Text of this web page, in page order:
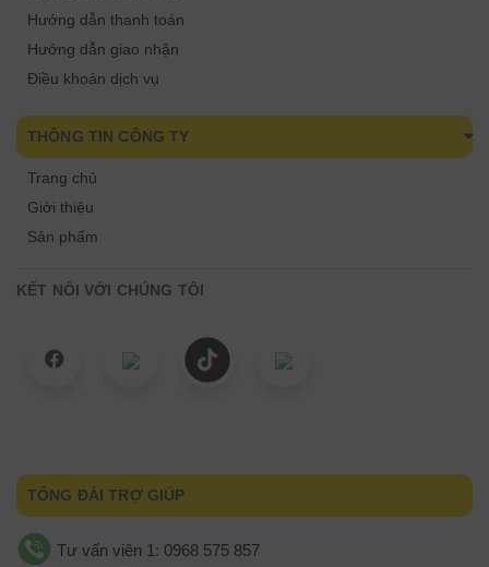
Hướng dẫn thanh toán
Hướng dẫn giao nhận
Điều khoản dịch vụ
THÔNG TIN CÔNG TY
Trang chủ
Giới thiệu
Sản phẩm
KẾT NỐI VỚI CHÚNG TÔI
TỔNG ĐÀI TRỢ GIÚP
Tư vấn viên 1: 0968 575 857